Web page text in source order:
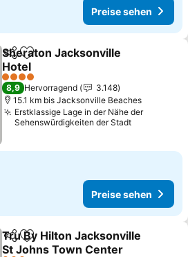
Preise sehen
TeilenZu Favoriten hinzufügen
Sheraton Jacksonville
Hotel
4 Sterne
8,9 Hervorragend
3.148
15.1 km bis Jacksonville Beaches
Erstklassige Lage in der Nähe der
Sehenswürdigkeiten der Stadt
Preise sehen
TeilenZu Favoriten hinzufügen
Tru By Hilton Jacksonville
St Johns Town Center